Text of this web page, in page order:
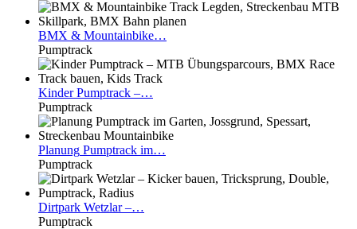
BMX & Mountainbike…
Pumptrack
KinderPumptrack –…
Pumptrack
Planung Pumptrack im…
Pumptrack
Dirtpark Wetzlar –…
Pumptrack